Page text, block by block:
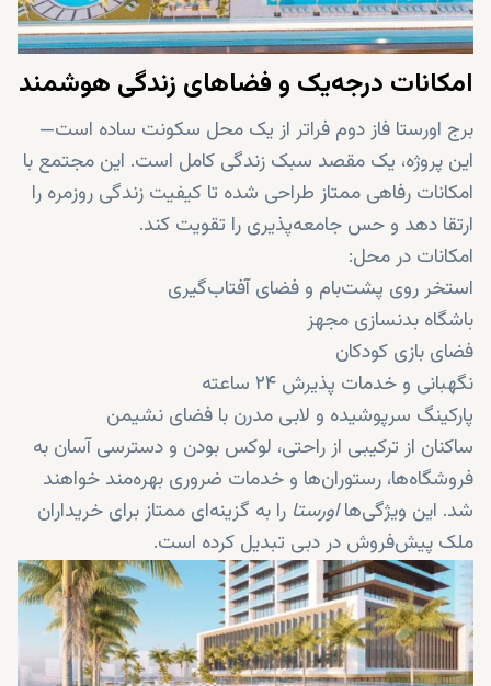
امکانات درجه‌یک و فضاهای زندگی هوشمند
برج اورستا فاز دوم فراتر از یک محل سکونت ساده است—
این پروژه، یک مقصد سبک زندگی کامل است. این مجتمع با
امکانات رفاهی ممتاز طراحی شده تا کیفیت زندگی روزمره را
ارتقا دهد و حس جامعه‌پذیری را تقویت کند.
امکانات در محل:
استخر روی پشت‌بام و فضای آفتاب‌گیری
باشگاه بدنسازی مجهز
فضای بازی کودکان
نگهبانی و خدمات پذیرش ۲۴ ساعته
پارکینگ سرپوشیده و لابی مدرن با فضای نشیمن
ساکنان از ترکیبی از راحتی، لوکس بودن و دسترسی آسان به
فروشگاه‌ها، رستوران‌ها و خدمات ضروری بهره‌مند خواهند
شد. این ویژگی‌هااورستا را به گزینه‌ای ممتاز برای خریداران
ملک پیش‌فروش در دبی تبدیل کرده است.